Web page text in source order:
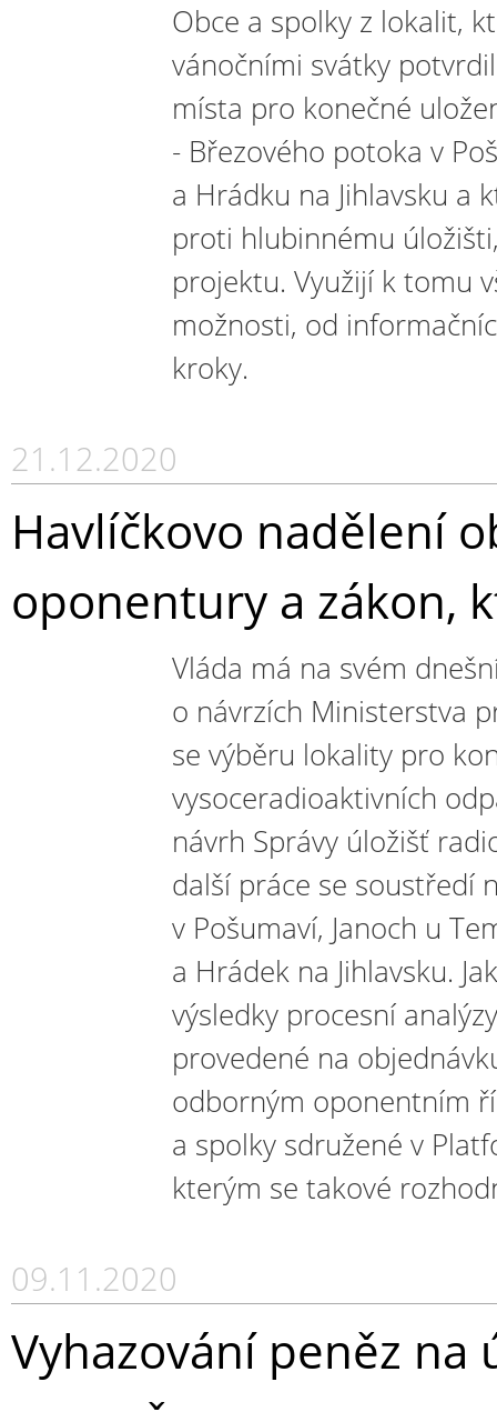
Obce a spolky z lokalit,
vánočními svátky
místa pro konečné
- Březového potoka v
a Hrádku na Jihlavsku a
proti hlubinnému
projektu. Využijí k tomu
možnosti, od
kroky.
21.12.2020
Havlíčkovo nadělení
oponentury a zákon,
Vláda má na svém
o návrzích Ministerstva
se výběru lokality pro
vysoceradioaktivních
návrh Správy úložišť
další práce se soustředí
v Pošumaví, Janoch u
a Hrádek na Jihlavsku.
výsledky procesní
provedené na
odborným oponentním
a spolky sdružené v
kterým se takové
09.11.2020
Vyhazování peněz na